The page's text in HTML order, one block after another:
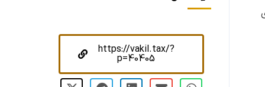
https://vakil.tax/?
p=40405